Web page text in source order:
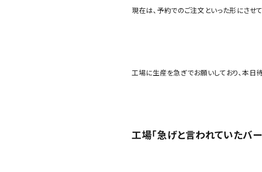
現在は、予約でのご注文といった形にさ
工場に生産を急ぎでお願いしており、本日
工場「急げと言われていたバ